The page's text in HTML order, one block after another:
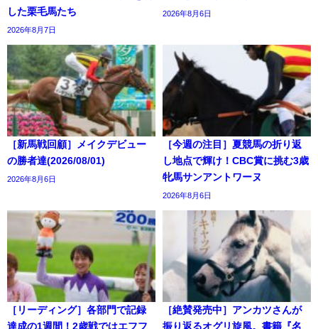
した栗毛馬たち
2026年8月7日
2026年8月6日
［新馬戦回顧］メイクデビュー
の勝者達(2026/08/01)
2026年8月6日
［今週の注目］夏競馬の折り返
し地点で輝け！CBC賞に挑む3歳
牝馬サンアントワーヌ
2026年8月6日
［リーディング］各部門で記録
達成の1週間！2歳戦ではエフフ
［絶賛発売中］アンカツさんが
振り返るオグリ旋風。書籍『名